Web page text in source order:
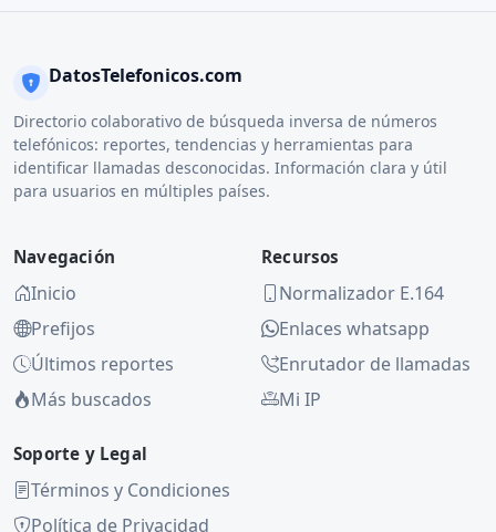
DatosTelefonicos.com
Directorio colaborativo de búsqueda inversa de números
telefónicos: reportes, tendencias y herramientas para
identificar llamadas desconocidas. Información clara y útil
para usuarios en múltiples países.
Navegación
Inicio
Prefijos
Últimos reportes
Más buscados
Recursos
Normalizador E.164
Enlaces whatsapp
Enrutador de llamadas
Mi IP
Soporte y Legal
Términos y Condiciones
Política de Privacidad